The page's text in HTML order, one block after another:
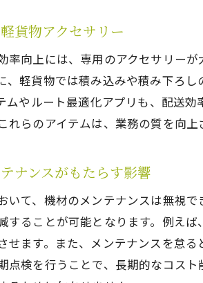
配
機
軽
ト
軽貨物
最
貨物アクセサリー
率向上には、専用のアクセサリー
、軽貨物では積み込みや積み下ろ
ムやルート最適化アプリも、配送
れらのアイテムは、業務の質を向上
ナンスがもたらす影響
いて、機材のメンテナンスは無視
することが可能となります。例え
せます。また、メンテナンスを怠
点検を行うことで、長期的なコス